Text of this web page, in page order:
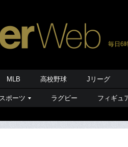
毎日6
MLB 高校野球 Jリーグ
ポーツ ラグビー フィギュ